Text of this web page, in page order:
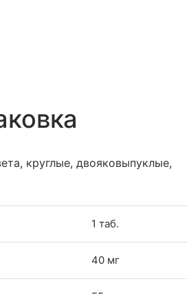
круглые, двояковыпуклые,
1 таб.
40 мг